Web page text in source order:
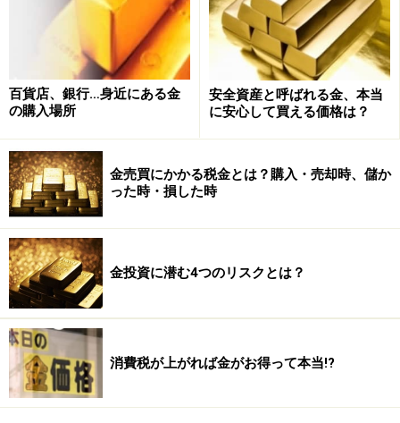
金という現物があるから損をしないと思い込むことは危
険です。価格がどのように変動しているのかを日々注目
して、購入時期を考えることが大切です。
金投資のリスク2：為替の変動
金の国際価格は、ドル建てで表示されています。そのた
め、金の国内価格は、その時のドル円相場で円に換算し
たものとなります。
（参考）金の取引単位 国際価格トロイオンス・国内価格
百貨店、銀行…身近にある金
の購入場所
安全資産と呼ばれる金、本当
に安心して買える価格は？
金売買にかかる税金とは？購入・売却時、儲か
った時・損した時
金投資に潜む4つのリスクとは？
消費税が上がれば金がお得って本当!?